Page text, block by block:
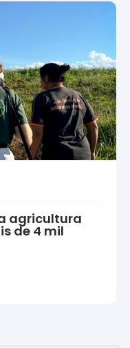
agricultura
de 4 mil